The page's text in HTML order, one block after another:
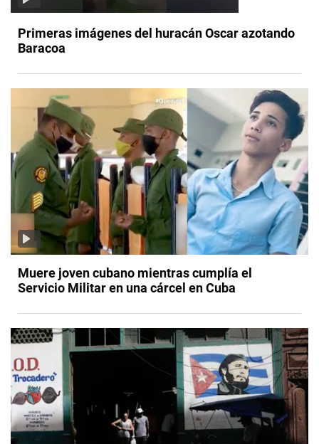
Primeras imágenes del huracán Oscar azotando
Baracoa
Muere joven cubano mientras cumplía el
Servicio Militar en una cárcel en Cuba